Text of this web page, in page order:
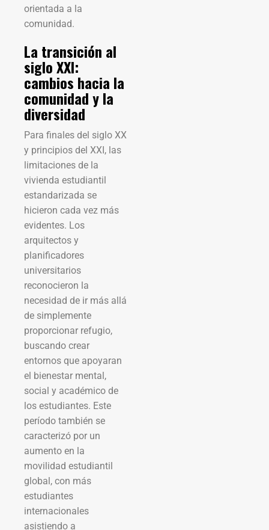
orientada a la
comunidad.
La transición al
siglo XXI:
cambios hacia la
comunidad y la
diversidad
Para finales del siglo XX
y principios del XXI, las
limitaciones de la
vivienda estudiantil
estandarizada se
hicieron cada vez más
evidentes. Los
arquitectos y
planificadores
universitarios
reconocieron la
necesidad de ir más allá
de simplemente
proporcionar refugio,
buscando crear
entornos que apoyaran
el bienestar mental,
social y académico de
los estudiantes. Este
período también se
caracterizó por un
aumento en la
movilidad estudiantil
global, con más
estudiantes
internacionales
asistiendo a